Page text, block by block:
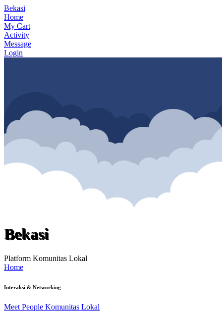
Bekasi
Home
My Cart
Activity
Message
Login
Bekasi
Platform Komunitas Lokal
Home
Interaksi & Networking
Meet People Komunitas Lokal